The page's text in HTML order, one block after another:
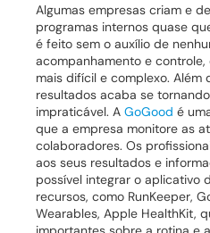
Algumas empresas criam e
programas internos quase
é feito sem o auxílio de
acompanhamento e
mais difícil e complexo. Além
resultados acaba se
impraticável. A GoGood é
que a empresa monitore as
colaboradores. Os
aos seus resultados e
possível integrar o aplicativo
recursos, como RunKeeper,
Wearables, Apple HealthKit,